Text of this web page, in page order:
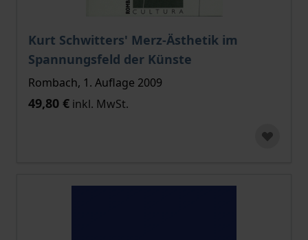
Kurt Schwitters' Merz-Ästhetik im
Spannungsfeld der Künste
Rombach, 1. Auflage 2009
49,80 € inkl. MwSt.